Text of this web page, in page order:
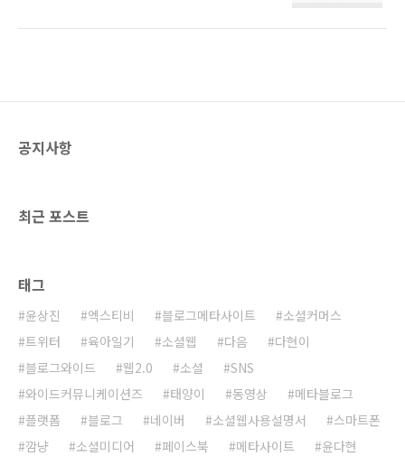
리고 많은 사람들에게 희망을 주었습니다. 이제
휴... 김동길 교수의 글을 보면 이명박정부가 좌
요? 4대강 살리기 ..
공지사항
최근 포스트
태그
윤상진 엑스티비 블로그메타사이트
소셜커머스
트위터
육아일기 소셜웹 다음
다현이
블로그와이드
웹2.0 소셜
SNS
와이드커뮤니케이션즈
태양이 동영상
메타블로그
플랫폼
블로그 네이버 소셜웹사용설명서
스마트폰
깜냥
소셜미디어 페이스북 메타사이트
윤다현